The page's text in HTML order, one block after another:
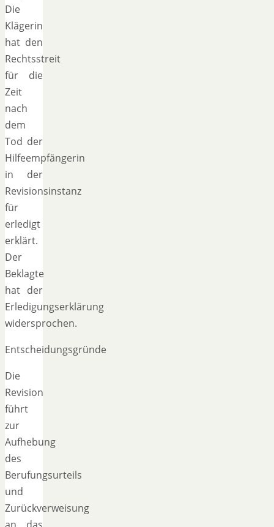
Die
Klägerin
hat den
Rechtsstreit
für die
Zeit
nach
dem
Tod der
Hilfeempfängerin
in der
Revisionsinstanz
für
erledigt
erklärt.
Der
Beklagte
hat der
Erledigungserklärung
widersprochen.
Entscheidungsgründe
Die
Revision
führt
zur
Aufhebung
des
Berufungsurteils
und
Zurückverweisung